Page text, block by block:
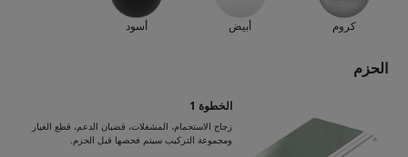
كروم أبيض أسود
الحزم
الخطوة 1
زجاج الاستحمام، المشغلات، قضبان الدعم، قطع الغيار
ومجموعة التركيب سيتم فحصها قبل الحزم.